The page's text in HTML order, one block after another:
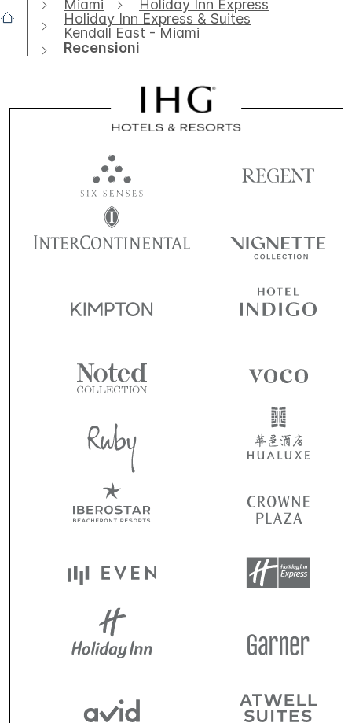
Miami
Holiday Inn Express
Holiday Inn Express & Suites
Kendall East - Miami
Recensioni